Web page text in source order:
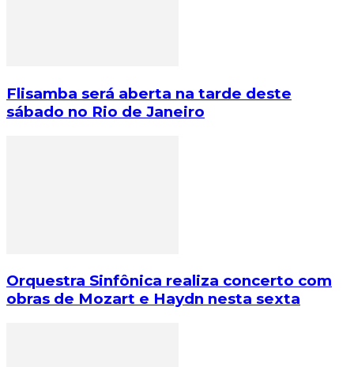
Flisamba será aberta na tarde deste
sábado no Rio de Janeiro
Orquestra Sinfônica realiza concerto com
obras de Mozart e Haydn nesta sexta